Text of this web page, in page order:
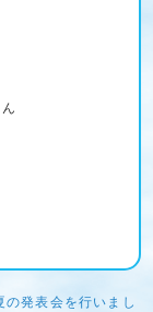
の発表会を行いまし